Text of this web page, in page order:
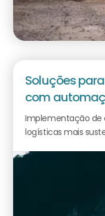
Soluções
com
Implementação de
logísticas mais